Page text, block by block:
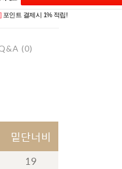
포인트 결제시 1% 적립!
(0)
밑단너비
19